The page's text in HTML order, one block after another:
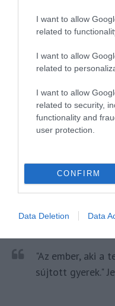
I want to allow
related to
I want to allow
related to
I want to allow
related to security,
functionality and
user protection.
CONFIRM
Data Deletion Data
Kérem nap
BRIGETIO GYÓGYFÜRDŐ
HETI
"Az ember, aki a
sújtott gyerek."